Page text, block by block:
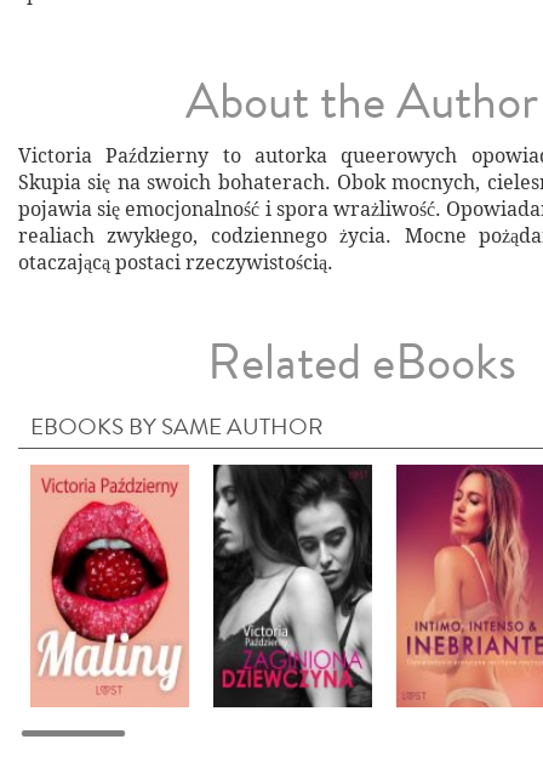
About the Author
Victoria Październy to autorka queerowych
Skupia się na swoich bohaterach. Obok mocnych,
pojawia się emocjonalność i spora wrażliwość.
realiach zwykłego, codziennego życia. Mocne
otaczającą postaci rzeczywistością.
Related eBooks
EBOOKS BY SAME AUTHOR